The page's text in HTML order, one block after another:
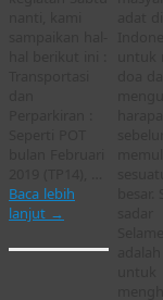
Baca lebih
lanjut →